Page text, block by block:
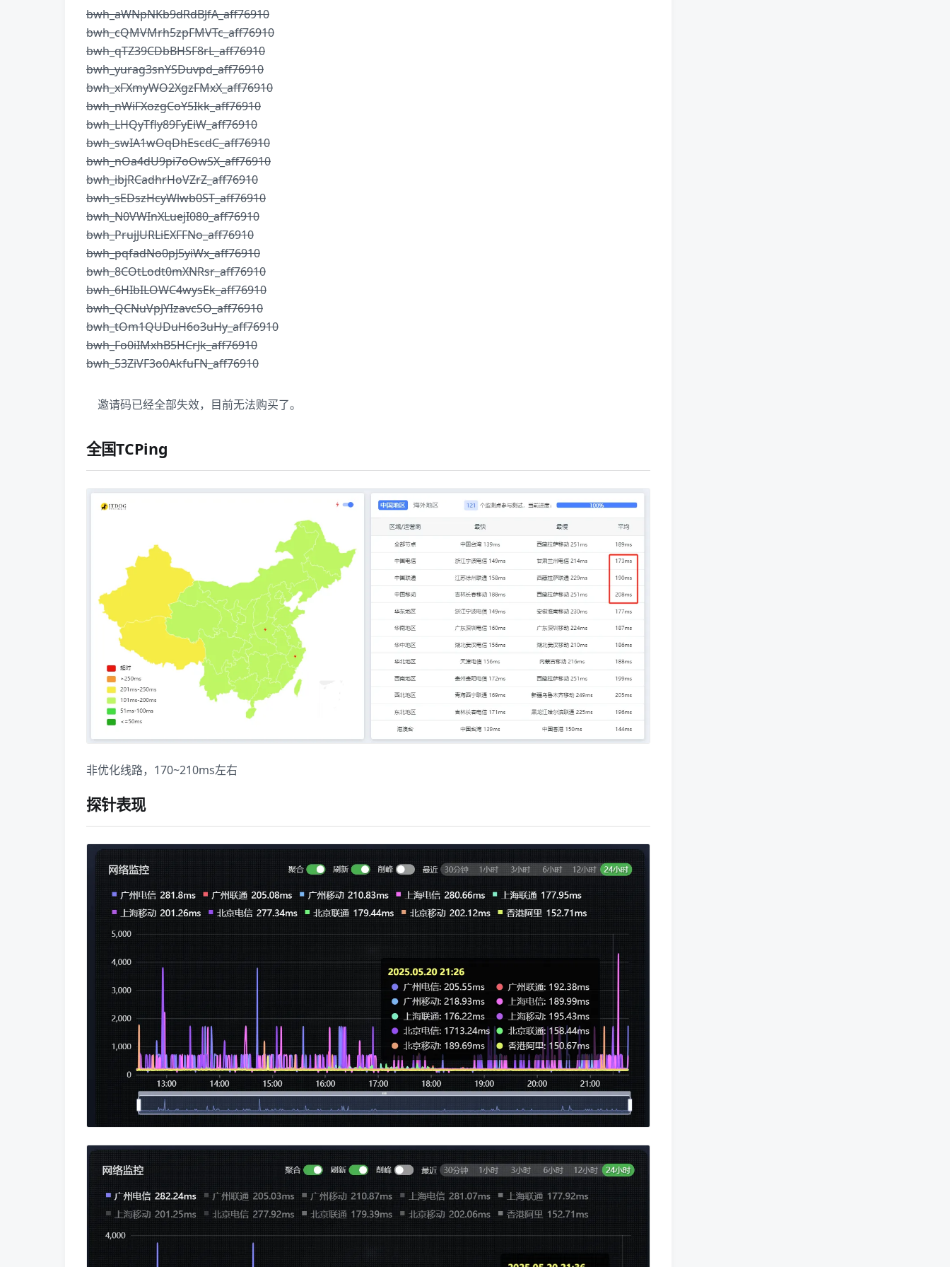
bwh_aWNpNKb9dRdBJfA_aff76910
bwh_cQMVMrh5zpFMVTc_aff76910
bwh_qTZ39CDbBHSF8rL_aff76910
bwh_yurag3snYSDuvpd_aff76910
bwh_xFXmyWO2XgzFMxX_aff76910
bwh_nWiFXozgCoY5Ikk_aff76910
bwh_LHQyTfly89FyEiW_aff76910
bwh_swIA1wOqDhEscdC_aff76910
bwh_nOa4dU9pi7oOwSX_aff76910
bwh_ibjRCadhrHoVZrZ_aff76910
bwh_sEDszHcyWlwb0ST_aff76910
bwh_N0VWInXLuejI080_aff76910
bwh_PrujJURLiEXFFNo_aff76910
bwh_pqfadNo0pJ5yiWx_aff76910
bwh_8COtLodt0mXNRsr_aff76910
bwh_6HIbILOWC4wysEk_aff76910
bwh_QCNuVpJYIzavcSO_aff76910
bwh_tOm1QUDuH6o3uHy_aff76910
bwh_Fo0iIMxhB5HCrJk_aff76910
bwh_53ZiVF3o0AkfuFN_aff76910
邀请码已经全部失效，目前无法购买了。
全国TCPing
非优化线路，170~210ms左右
探针表现